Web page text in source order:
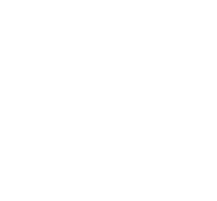
Оливера